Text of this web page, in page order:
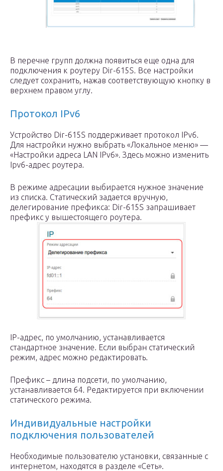
В перечне групп должна появиться еще одна для
подключения к роутеру Dir-615S. Все настройки
следует сохранить, нажав соответствующую кнопку в
верхнем правом углу.
Протокол IPv6
Устройство Dir-615S поддерживает протокол IPv6.
Для настройки нужно выбрать «Локальное меню» —
«Настройки адреса LAN IPv6». Здесь можно изменить
Ipv6-адрес роутера.
В режиме адресации выбирается нужное значение
из списка. Статический задается вручную,
делегирование префикса: Dir-615S запрашивает
префикс у вышестоящего роутера.
IP-адрес, по умолчанию, устанавливается
стандартное значение. Если выбран статический
режим, адрес можно редактировать.
Префикс – длина подсети, по умолчанию,
устанавливается 64. Редактируется при включении
статического режима.
Индивидуальные настройки
подключения пользователей
Необходимые пользователю установки, связанные с
интернетом, находятся в разделе «Сеть».